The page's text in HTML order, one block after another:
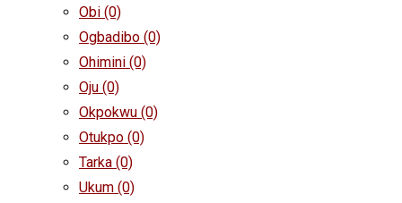
Obi (0)
Ogbadibo (0)
Ohimini (0)
Oju (0)
Okpokwu (0)
Otukpo (0)
Tarka (0)
Ukum (0)